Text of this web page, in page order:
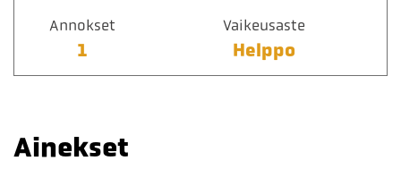
Annokset
1
Vaikeusaste
Helppo
Ainekset